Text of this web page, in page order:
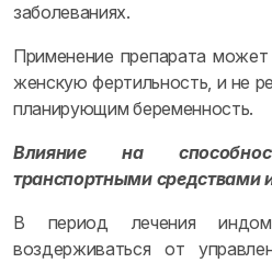
заболеваниях.
Применение препарата может
женскую фертильность, и не
планирующим беременность.
Влияние на
транспортными средствами
В период лечения
воздерживаться от